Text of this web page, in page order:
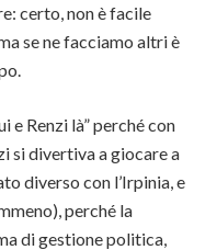
certo, non è facile
se ne facciamo altri è
e Renzi là” perché con
si divertiva a giocare a
diverso con l’Irpinia, e
perché la
di gestione politica,